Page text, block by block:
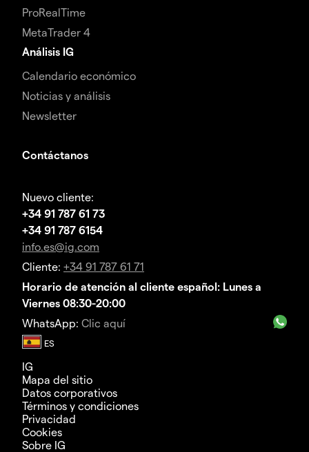
ProRealTime
MetaTrader 4
Análisis IG
Calendario económico
Noticias y análisis
Newsletter
Contáctanos
Nuevo cliente:
+34 91 787 61 73
+34 91 787 6154
info.es@ig.com
Cliente: +34 91 787 61 71
Horario de atención al cliente español: Lunes a
Viernes 08:30-20:00
WhatsApp: Clic aquí
IG
Mapa del sitio
Datos corporativos
Términos y condiciones
Privacidad
Cookies
Sobre IG